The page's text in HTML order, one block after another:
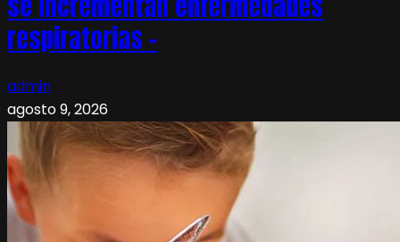
respiratorias –
admin
agosto 9, 2026